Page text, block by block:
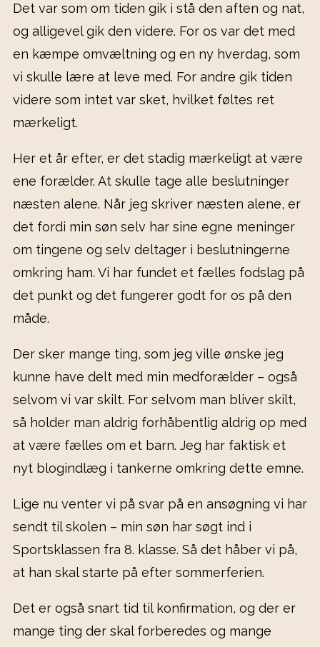
Det var som om tiden gik i stå den aften og nat,
og alligevel gik den videre. For os var det med
en kæmpe omvæltning og en ny hverdag, som
vi skulle lære at leve med. For andre gik tiden
videre som intet var sket, hvilket føltes ret
mærkeligt.
Her et år efter, er det stadig mærkeligt at være
ene forælder. At skulle tage alle beslutninger
næsten alene. Når jeg skriver næsten alene, er
det fordi min søn selv har sine egne meninger
om tingene og selv deltager i beslutningerne
omkring ham. Vi har fundet et fælles fodslag på
det punkt og det fungerer godt for os på den
måde.
Der sker mange ting, som jeg ville ønske jeg
kunne have delt med min medforælder – også
selvom vi var skilt. For selvom man bliver skilt,
så holder man aldrig forhåbentlig aldrig op med
at være fælles om et barn. Jeg har faktisk et
nyt blogindlæg i tankerne omkring dette emne.
Lige nu venter vi på svar på en ansøgning vi har
sendt til skolen – min søn har søgt ind i
Sportsklassen fra 8. klasse. Så det håber vi på,
at han skal starte på efter sommerferien.
Det er også snart tid til konfirmation, og der er
mange ting der skal forberedes og mange